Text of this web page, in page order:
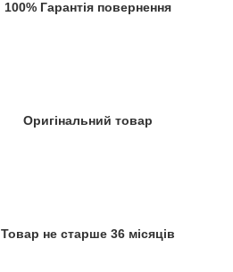
100% Гарантія повернення
Оригінальний товар
Товар не старше 36 місяців